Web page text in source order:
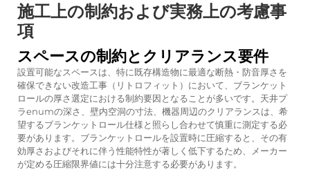
施工上の制約および実務上の考慮事
項
スペースの制約とクリアランス要件
設置可能なスペースは、特に既存構造物に最適な断熱・防音厚さを
確保できない改造工事（リトロフィット）において、ブランケット
ロールの厚さ選定における制約要因となることが多いです。天井プ
ラenumの深さ、壁内空洞の寸法、機器周辺のクリアランスは、希
望するブランケットロール仕様と照らし合わせて慎重に測定する必
要があります。ブランケットロールを設置時に圧縮すると、その有
効厚さおよびそれに伴う性能特性が著しく低下するため、メーカー
が定める圧縮限界値には十分注意する必要があります。